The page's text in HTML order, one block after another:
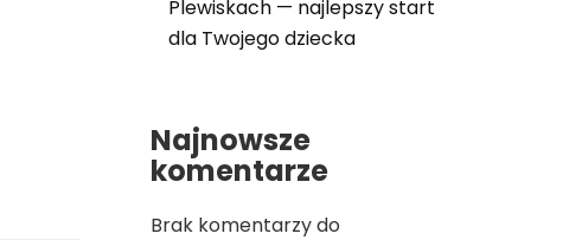
Plewiskach — najlepszy start
dla Twojego dziecka
Najnowsze
komentarze
Brak komentarzy do